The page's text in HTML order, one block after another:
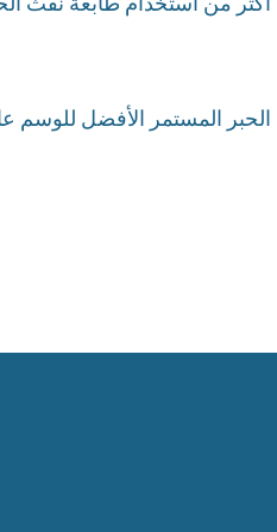
المستمر الأفضل للوسم